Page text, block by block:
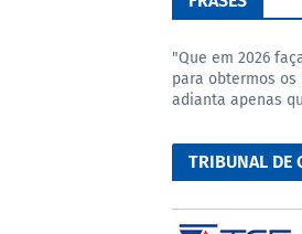
"Que em 2026
para obtermos
adianta apenas
TRIBUNAL DE